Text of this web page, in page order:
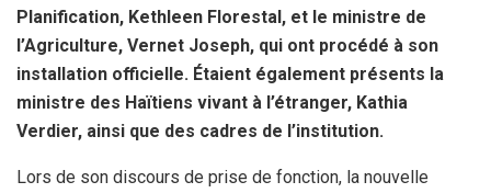
Planification, Kethleen Florestal, et le ministre de
l’Agriculture, Vernet Joseph, qui ont procédé à son
installation officielle. Étaient également présents la
ministre des Haïtiens vivant à l’étranger, Kathia
Verdier, ainsi que des cadres de l’institution.
Lors de son discours de prise de fonction, la nouvelle